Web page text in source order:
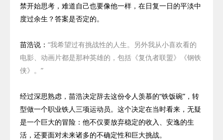
禁开始思考，难道自己也要像他一样，在日复一日的平淡中
度过余生？答案是否定的。
苗浩说： “我希望过有挑战性的人生。另外我从小喜欢看的
电影、动画片都是那种英雄的，包括《复仇者联盟》《钢铁
侠》。”
经过深思熟虑，苗浩决定辞去这份令人羡慕的“铁饭碗”，转
型做一个职业铁人三项运动员。这个决定在当时看来，无疑
是一个巨大的冒险：他不仅要放弃稳定的收入、安逸的生
活，还要面对未来诸多的不确定性和巨大挑战。